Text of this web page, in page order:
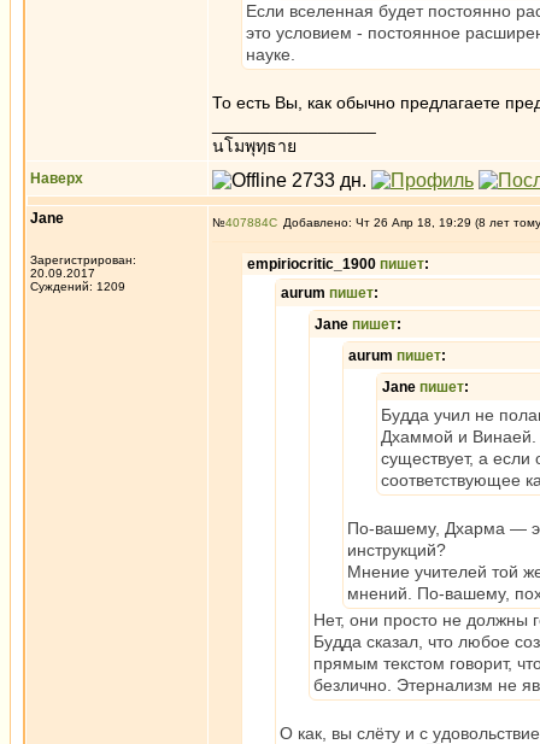
Если вселенная будет постоянно
это условием - постоянное
науке.
То есть Вы, как обычно предлагаете
นโมพุทฺธาย
Наверх
Jane
Зарегистрирован:
20.09.2017
Суждений: 1209
№407884 Добавлено: Чт 26 Апр 18, 19:29 (8 лет
empiriocritic_1900 пишет:
aurum пишет:
Jane пишет:
aurum пишет:
Jane пишет:
Будда учил не
Дхаммой и Винаей.
существует, а
соответствующее
По-вашему, Дхарма —
инструкций?
Мнение учителей той
мнений. По-вашему,
Нет, они просто не должны
Будда сказал, что любое
прямым текстом говорит,
безлично. Этернализм не
О как, вы слёту и с